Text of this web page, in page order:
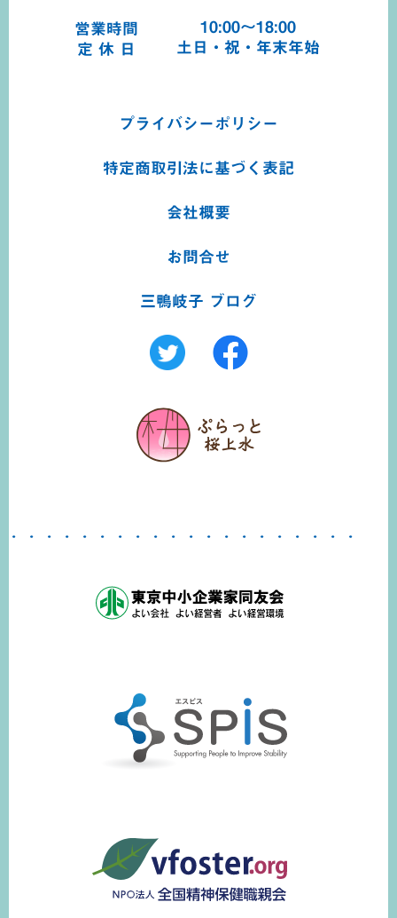
営業時間
10:00～18:00
定 休 日
土日・祝・年末年始
プライバシーポリシー
特定商取引法に基づく 表記
会社概要
お問合せ
三鴨岐子 ブログ